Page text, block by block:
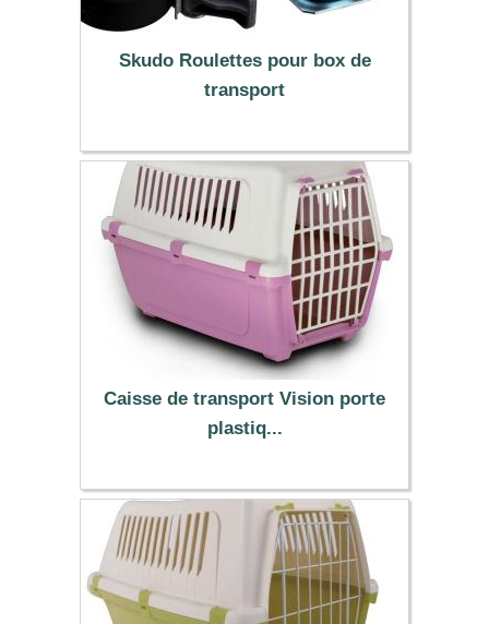
Skudo Roulettes pour box de
transport
33.90 €
Caisse de transport Vision porte
plastiq...
12.99 €